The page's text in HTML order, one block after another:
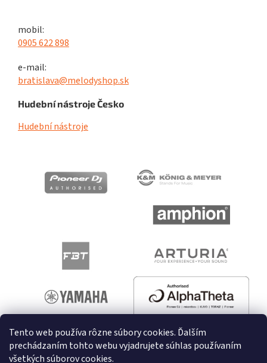
Tento web používa rôzne súbory cookies. Ďalším
prechádzaním tohto webu vyjadrujete súhlas používaním
všetkých súborov cookies.
mobil:
0905 622 898
e-mail:
bratislava@melodyshop.sk
Hudební nástroje Česko
Hudební nástroje